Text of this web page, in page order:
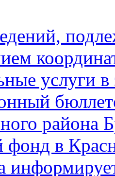
услуги в
района
в